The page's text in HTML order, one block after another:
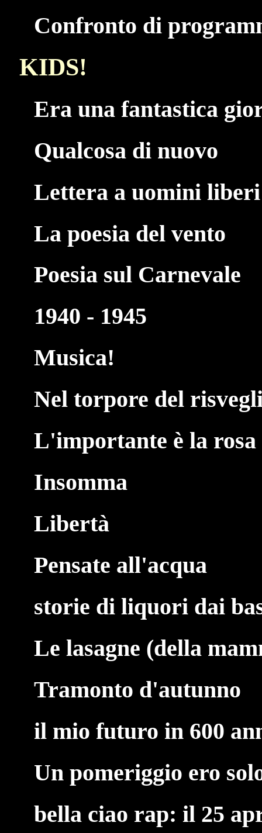
Confronto di
KIDS!
Era una fantastica
Qualcosa di nuovo
Lettera a uomini liberi
La poesia del vento
Poesia sul Carnevale
1940 - 1945
Musica!
Nel torpore del
L'importante è la rosa
Insomma
Libertà
Pensate all'acqua
storie di liquori dai
Le lasagne (della
Tramonto d'autunno
il mio futuro in 600
Un pomeriggio ero
bella ciao rap: il 25